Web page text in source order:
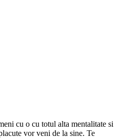
cu o cu totul alta mentalitate si
vor veni de la sine. Te